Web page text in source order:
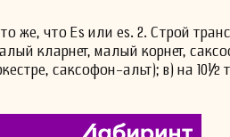
же, что Es или es. 2. Строй
кларнет, малый корнет,
саксофон-альт); в) на 10½